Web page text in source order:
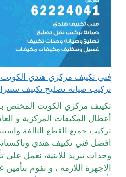
تركيب صيانة تصليح تكييف
تكييف مركزي الكويت المختص
أعطال المكيفات المركزية و
تركيب جميع القطع التالفة
افضل فني تكييف هندي
وحدات تبريد للابنية، نعمل على
الاجهزة اللازمة ، و نقوم